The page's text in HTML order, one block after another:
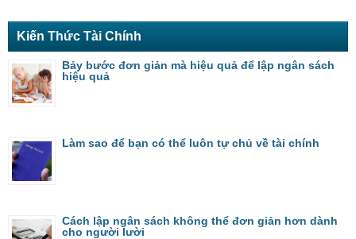
Kiến Thức Tài Chính
Bảy bước đơn giản mà hiệu quả để lập ngân sách
hiệu quả
Làm sao để bạn có thể luôn tự chủ về tài chính
Cách lập ngân sách không thể đơn giản hơn dành
cho người lười